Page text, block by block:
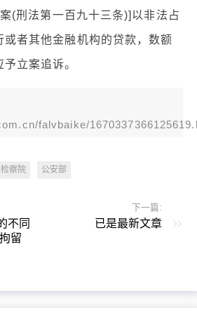
(刑法第一百九十三条)]以非法占
或者其他金融机构的贷款，数额
立案追诉。
falvbaike/
察院 公安部
不同
留
下一篇:
已是最新文章